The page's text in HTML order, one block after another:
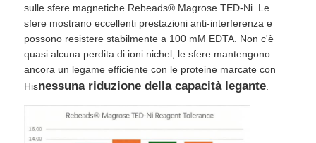
sulle sfere magnetiche Rebeads® Magrose TED-Ni. Le
sfere mostrano eccellenti prestazioni anti-interferenza e
possono resistere stabilmente a 100 mM EDTA. Non c'è
quasi alcuna perdita di ioni nichel; le sfere mantengono
ancora un legame efficiente con le proteine ​​marcate con
Hisnessuna riduzione della capacità legante